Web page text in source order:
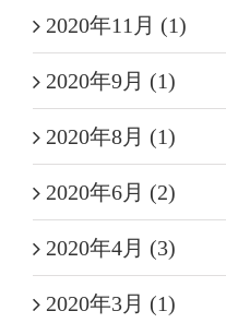
2020年11月 (1)
2020年9月 (1)
2020年8月 (1)
2020年6月 (2)
2020年4月 (3)
2020年3月 (1)